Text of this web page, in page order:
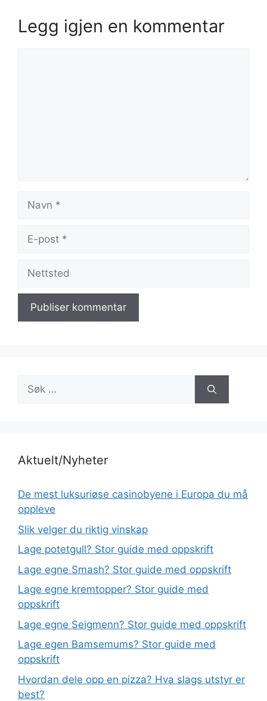
Legg igjen en kommentar
Navn
Nettsted
Søk
etter:
Aktuelt/Nyheter
De mest luksuriøse casinobyene i Europa du må
oppleve
Slik velger du riktig vinskap
Lage potetgull? Stor guide med oppskrift
Lage egne Smash? Stor guide med oppskrift
Lage egne kremtopper? Stor guide med
oppskrift
Lage egne Seigmenn? Stor guide med oppskrift
Lage egen Bamsemums? Stor guide med
oppskrift
Hvordan dele opp en pizza? Hva slags utstyr er
best?